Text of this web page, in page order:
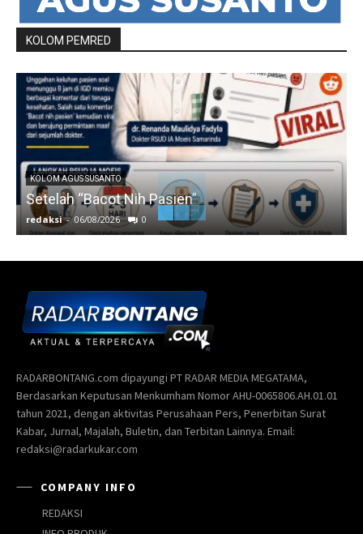
KOLOM PEMRED
KOLOM AGUS SUSANTO
Setelah “Bacot Nih Pasien”
redaksi - 06/08/2026 0
RADARBONTANG.com dipayungi PT RADAR MEDIA MEGATAMA,
Berdasarkan Keputusan Menkumham Nomor AHU-0065806.AH.01.01
tahun 2021, dengan aktivitas Perusahaan Pers, Penerbitan Surat
Kabar, Jurnal, Majalah, Buletin, dan Terbitan Lainnya. Email:
redaksi@radarkukar.com
COMPANY INFO
REDAKSI